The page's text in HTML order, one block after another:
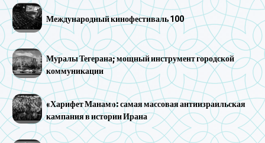
Международный кинофестиваль 100
Муралы Тегерана; мощный инструмент городской
коммуникации
«Харифет Манам»: самая массовая антиизраильская
кампания в истории Ирана